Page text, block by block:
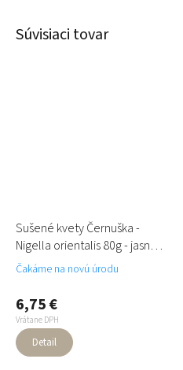
Súvisiaci tovar
Sušené kvety Černuška -
Nigella orientalis 80g - jasné
oranžové
Čakáme na novú úrodu
6,75 €
Vrátane DPH
Detail